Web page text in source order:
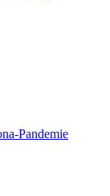
Pandemie